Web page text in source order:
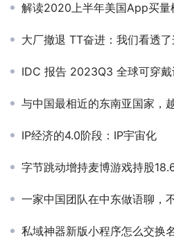
解读2020上半年美国App买量榜Top
大厂撤退 TT奋进：我们看透
IDC 报告 2023Q3 全球可穿戴设备市场：苹
与中国最相近的东南亚国家，
IP经济的4.0阶段：IP宇宙化
字节跳动增持麦博游戏持股18.64%
一家中国团队在中东做语聊，不到半年收入
私域神器新版小程序怎么交换